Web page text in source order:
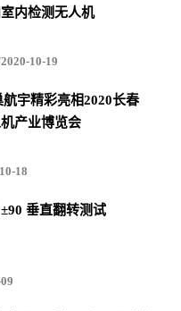
缆温度，以及检查机器
否有泄漏。
水和下水道检查以及应
内检测无人机
10-19
宇精彩亮相2020长春
机产业博览会
18
垂直翻转测试